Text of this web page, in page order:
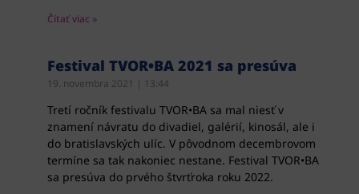
Čítať viac »
Festival TVOR•BA 2021 sa presúva
19. novembra 2021 13:44
Tretí ročník festivalu TVOR•BA sa mal niesť v
znamení návratu do divadiel, galérií, kinosál, ale i
do bratislavských ulíc. V pôvodnom decembrovom
termíne sa tak nakoniec nestane. Festival TVOR•BA
sa presúva do prvého štvrťroka roku 2022.